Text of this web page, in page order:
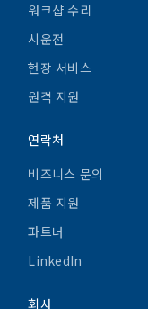
워크샵 수리
시운전
현장 서비스
원격 지원
연락처
비즈니스 문의
제품 지원
파트너
LinkedIn
회사